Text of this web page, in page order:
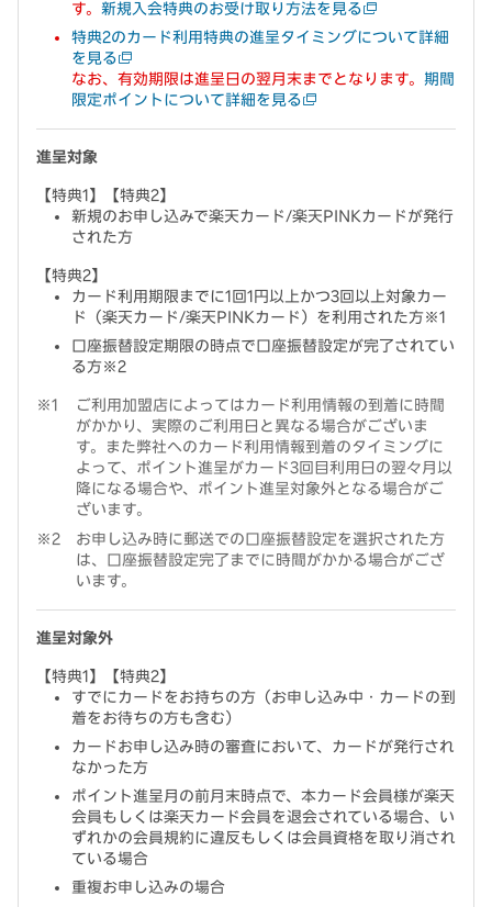
す。 新規入会特典のお受け取り方法を見る
特典2のカード利用特典の進呈タイミングについて詳細
を見る
なお、有効期限は進呈日の翌月末までとなります。 期間
限定ポイントについて詳細を見る
進呈対象
【特典1】【特典2】
新規のお申し込みで楽天カード/楽天PINKカードが発行
された方
【特典2】
カード利用期限までに1回1円以上かつ3回以上対象カー
ド（楽天カード/楽天PINKカード）を利用された方※1
口座振替設定期限の時点で口座振替設定が完了されてい
る方※2
ご利用加盟店によってはカード利用情報の到着に時間
がかかり、実際のご利用日と異なる場合がございま
す。また弊社へのカード利用情報到着のタイミングに
よって、ポイント進呈がカード3回目利用日の翌々月以
降になる場合や、ポイント進呈対象外となる場合がご
ざいます。
お申し込み時に郵送での口座振替設定を選択された方
は、口座振替設定完了までに時間がかかる場合がござ
います。
進呈対象外
【特典1】【特典2】
すでにカードをお持ちの方（お申し込み中・カードの到
着をお待ちの方も含む）
カードお申し込み時の審査において、カードが発行され
なかった方
ポイント進呈月の前月末時点で、本カード会員様が楽天
会員もしくは楽天カード会員を退会されている場合、い
ずれかの会員規約に違反もしくは会員資格を取り消され
ている場合
重複お申し込みの場合